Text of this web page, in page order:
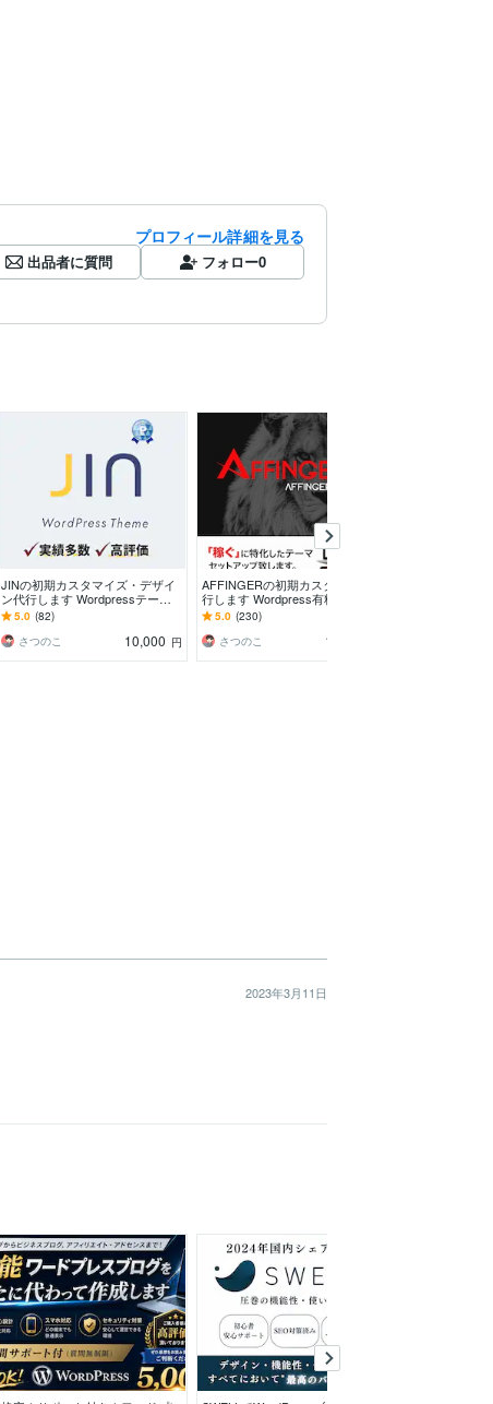
プロフィール詳細を見る
出品者に質問 フォロー0
JINの初期カスタマイズ・デザイ
ン代行します WordpressテーマJI
Nでブログ制作をします
5.0 (82)
さつのこ
10,000 円
AFFINGERの初期カスタマイズ代
行します Wordpress有料テーマ
ブログ（Blog）制作丸投げOK
5.0 (230)
さつのこ
10,000
2023年3月11日